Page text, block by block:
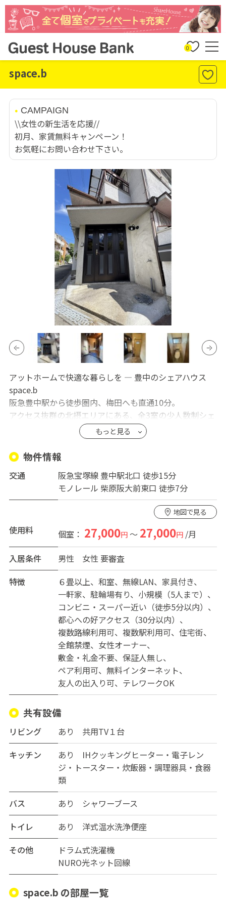
0
space.b
CAMPAIGN
\\女性の新生活を応援//
初月、家賃無料キャンペーン！
お気軽にお問い合わせ下さい。
アットホームで快適な暮らしを ― 豊中のシェアハウス
space.b
阪急豊中駅から徒歩圏内、梅田へも直通10分。
アクセス抜群の北摂エリアにある、全3室の少人数制シェ
アハウス space.b で、ゆとりのある新生活を始めません
【space.b のおすすめポイント】
・全3部屋の落ち着いた空間
少人数だから水回りも混雑せず、ストレスフリー。プラ
イベート重視の方にもぴったりです。
・NURO光インターネット完備（3人で共有）
動画視聴もリモートワークも快適！
・安心＆スッキリ暮らせる環境。
全部屋 鍵付き＆収納たっぷり
冷蔵庫（2ドア）・エアコン・ベッド・デスクも各部屋に
・共用キッチン＆水回りも充実
電子レンジやお鍋、食器類まで生活に必要な物は全て完
備。ドラム式洗濯機も使えます♪
・誰でもウェルカム！
性別・国籍問いません。フレンドリーな環境で、新しい
出会いも◎
・近隣施設も充実
徒歩圏内にローソン＆スーパー（マルヤス）あり。買い
物にも困りません。
・女性オーナー管理
安心して入居できる環境を心がけています。
これなら生活にゆとりがうまれますね。
気になった方は、ぜひお気軽にお問い合わせください。
もっと見る
物件情報
交通
阪急宝塚線 豊中駅北口 徒歩15分
モノレール 柴原阪大前東口 徒歩7分
地図で見る
使用料 個室： 27,000円～ 27,000円/月
入居条件
男性 女性 要審査
特徴
６畳以上 和室 無線LAN
家具付き
一軒家
駐輪場有り
小規模（5人まで）
コンビニ・スーパー近い（徒歩5分以内）
都心への好アクセス（30分以内）
複数路線利用可
複数駅利用可
住宅街
全館禁煙
女性オーナー
敷金・礼金不要
保証人無し
ペア利用可
無料インターネット
友人の出入り可
テレワークOK
共有設備
リビング
あり 共用TV１台
キッチン
あり IHクッキングヒーター・電子レン
ジ・トースター・炊飯器・調理器具・食器
類
バス
あり シャワーブース
トイレ
あり 洋式温水洗浄便座
その他
ドラム式洗濯機
NURO光ネット回線
space.b の部屋一覧